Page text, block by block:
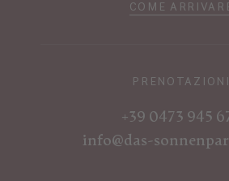
COME
PRENOTAZIONI
+39 0473 945
info@das-